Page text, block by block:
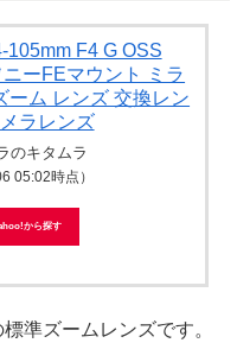
105mm F4 G OSS
ーFEマウント ミラ
ーム レンズ 交換レン
ラレンズ
のキタムラ
05:02時点）
から探す
準ズームレンズです。